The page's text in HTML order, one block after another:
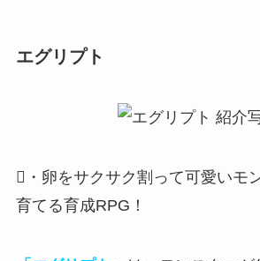
エグリプト
・卵をサクサク割って可愛いモ
育てる育成RPG！